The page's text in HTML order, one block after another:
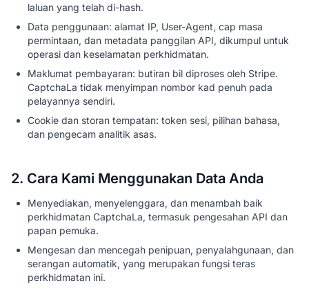
laluan yang telah di-hash.
Data penggunaan: alamat IP, User-Agent, cap masa
permintaan, dan metadata panggilan API, dikumpul untuk
operasi dan keselamatan perkhidmatan.
Maklumat pembayaran: butiran bil diproses oleh Stripe.
CaptchaLa tidak menyimpan nombor kad penuh pada
pelayannya sendiri.
Cookie dan storan tempatan: token sesi, pilihan bahasa,
dan pengecam analitik asas.
2. Cara Kami Menggunakan Data Anda
Menyediakan, menyelenggara, dan menambah baik
perkhidmatan CaptchaLa, termasuk pengesahan API dan
papan pemuka.
Mengesan dan mencegah penipuan, penyalahgunaan, dan
serangan automatik, yang merupakan fungsi teras
perkhidmatan ini.